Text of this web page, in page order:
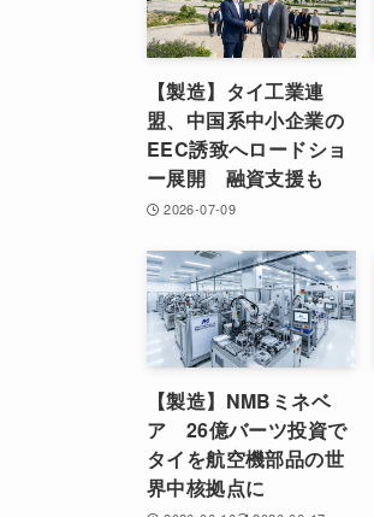
【製造】タイ工業連
盟、中国系中小企業の
EEC誘致へロードショ
ー展開 融資支援も
2026-07-09
【製造】NMBミネベ
ア 26億バーツ投資で
タイを航空機部品の世
界中核拠点に